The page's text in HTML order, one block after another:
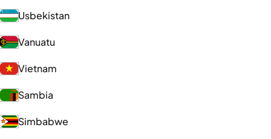
Usbekistan
Vanuatu
Vietnam
Sambia
Simbabwe